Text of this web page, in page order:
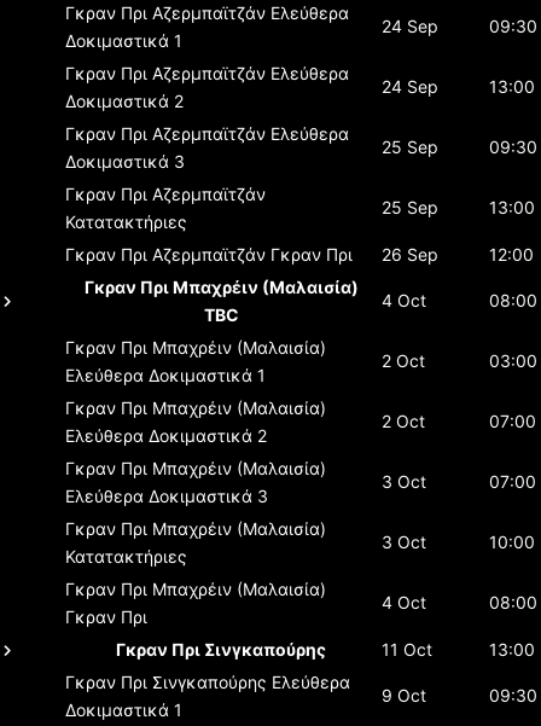
Γκραν Πρι Αζερμπαϊτζάν Ελεύθερα
Δοκιμαστικά 1
24 Sep 09:30
Γκραν Πρι Αζερμπαϊτζάν Ελεύθερα
Δοκιμαστικά 2
24 Sep 13:00
Γκραν Πρι Αζερμπαϊτζάν Ελεύθερα
Δοκιμαστικά 3
25 Sep 09:30
Γκραν Πρι Αζερμπαϊτζάν
Κατατακτήριες
25 Sep 13:00
Γκραν Πρι Αζερμπαϊτζάν Γκραν Πρι 26 Sep
12:00
Γκραν Πρι Μπαχρέιν (Μαλαισία)
TBC
4 Oct 08:00
Γκραν Πρι Μπαχρέιν (Μαλαισία)
Ελεύθερα Δοκιμαστικά 1
2 Oct 03:00
Γκραν Πρι Μπαχρέιν (Μαλαισία)
Ελεύθερα Δοκιμαστικά 2
2 Oct 07:00
Γκραν Πρι Μπαχρέιν (Μαλαισία)
Ελεύθερα Δοκιμαστικά 3
3 Oct 07:00
Γκραν Πρι Μπαχρέιν (Μαλαισία)
Κατατακτήριες
3 Oct 10:00
Γκραν Πρι Μπαχρέιν (Μαλαισία)
Γκραν Πρι
4 Oct 08:00
Γκραν Πρι Σινγκαπούρης 11 Oct
13:00
Γκραν Πρι Σινγκαπούρης Ελεύθερα
Δοκιμαστικά 1
9 Oct 09:30